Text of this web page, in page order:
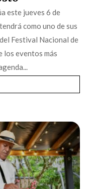
este jueves 6 de
como uno de sus
Festival Nacional de
los eventos más